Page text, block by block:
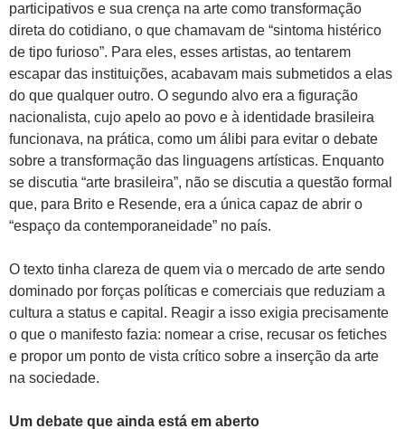
participativos e sua crença na arte como transformação
direta do cotidiano, o que chamavam de “sintoma histérico
de tipo furioso”. Para eles, esses artistas, ao tentarem
escapar das instituições, acabavam mais submetidos a elas
do que qualquer outro. O segundo alvo era a figuração
nacionalista, cujo apelo ao povo e à identidade brasileira
funcionava, na prática, como um álibi para evitar o debate
sobre a transformação das linguagens artísticas. Enquanto
se discutia “arte brasileira”, não se discutia a questão formal
que, para Brito e Resende, era a única capaz de abrir o
“espaço da contemporaneidade” no país.
O texto tinha clareza de quem via o mercado de arte sendo
dominado por forças políticas e comerciais que reduziam a
cultura a status e capital. Reagir a isso exigia precisamente
o que o manifesto fazia: nomear a crise, recusar os fetiches
e propor um ponto de vista crítico sobre a inserção da arte
na sociedade.
Um debate que ainda está em aberto